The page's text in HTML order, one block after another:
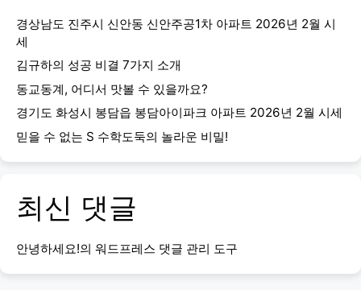
경상남도 진주시 신안동 신안주공1차 아파트 2026년 2월 시
세
김규하의 성공 비결 7가지 소개
동교동계, 어디서 맛볼 수 있을까요?
경기도 화성시 봉담읍 봉담아이파크 아파트 2026년 2월 시세
믿을 수 없는 S 수학도둑의 놀라운 비밀!
최신 댓글
안녕하세요!의 워드프레스 댓글 관리 도구